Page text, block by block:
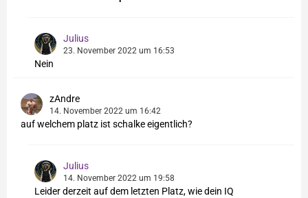
Julius
23. November 2022 um 16:53
Nein
zAndre
14. November 2022 um 16:42
auf welchem platz ist schalke eigentlich?
Julius
14. November 2022 um 19:58
Leider derzeit auf dem letzten Platz, wie dein IQ